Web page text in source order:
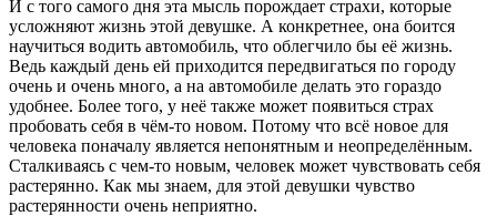
И с того самого дня эта мысль порождает страхи, которые
усложняют жизнь этой девушке. А конкретнее, она боится
научиться водить автомобиль, что облегчило бы её жизнь.
Ведь каждый день ей приходится передвигаться по городу
очень и очень много, а на автомобиле делать это гораздо
удобнее. Более того, у неё также может появиться страх
пробовать себя в чём-то новом. Потому что всё новое для
человека поначалу является непонятным и неопределённым.
Сталкиваясь с чем-то новым, человек может чувствовать себя
растерянно. Как мы знаем, для этой девушки чувство
растерянности очень неприятно.